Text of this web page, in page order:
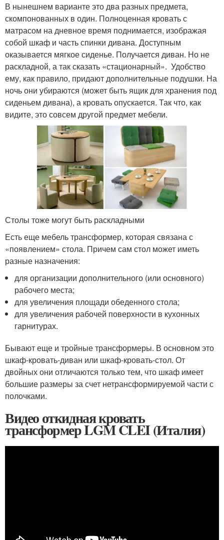
В нынешнем варианте это два разных предмета,
скомпонованных в один. Полноценная кровать с
матрасом на дневное время поднимается, изображая
собой шкаф и часть спинки дивана. Доступным
оказывается мягкое сиденье. Получается диван. Но не
раскладной, а так сказать «стационарный». Удобство
ему, как правило, придают дополнительные подушки. На
ночь они убираются (может быть ящик для хранения под
сиденьем дивана), а кровать опускается. Так что, как
видите, это совсем другой предмет мебели.
Столы тоже могут быть раскладными
Есть еще мебель трансформер, которая связана с
«появлением» стола. Причем сам стол может иметь
разные назначения:
для организации дополнительного (или основного)
рабочего места;
для увеличения площади обеденного стола;
для увеличения рабочей поверхности в кухонных
гарнитурах.
Бывают еще и тройные трансформеры. В основном это
шкаф-кровать-диван или шкаф-кровать-стол. От
двойных они отличаются только тем, что шкаф имеет
большие размеры за счет нетрансформируемой части с
полочками.
Видео откидная кровать
трансформер LGM CLEI (Италия)